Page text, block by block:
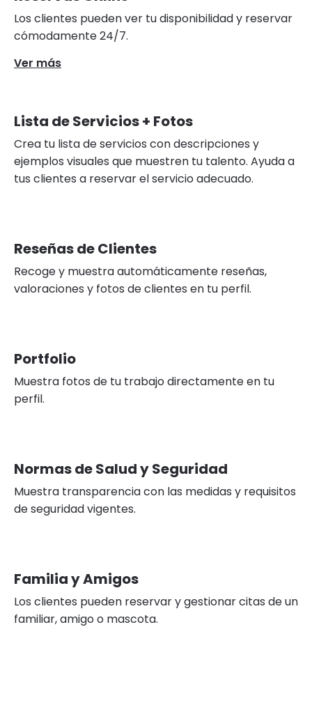
Los clientes pueden ver tu disponibilidad y reservar
cómodamente 24/7.
Ver más
Lista de Servicios + Fotos
Crea tu lista de servicios con descripciones y
ejemplos visuales que muestren tu talento. Ayuda a
tus clientes a reservar el servicio adecuado.
Reseñas de Clientes
Recoge y muestra automáticamente reseñas,
valoraciones y fotos de clientes en tu perfil.
Portfolio
Muestra fotos de tu trabajo directamente en tu
perfil.
Normas de Salud y Seguridad
Muestra transparencia con las medidas y requisitos
de seguridad vigentes.
Familia y Amigos
Los clientes pueden reservar y gestionar citas de un
familiar, amigo o mascota.